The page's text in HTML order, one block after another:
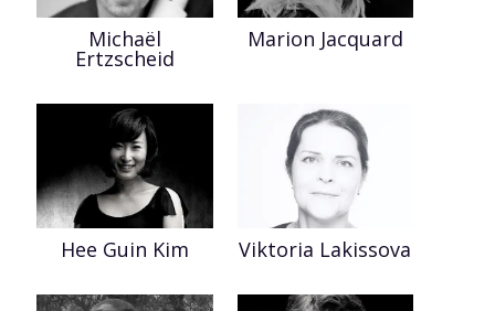
Michaël
Ertzscheid
Marion Jacquard
Hee Guin Kim Viktoria Lakissova